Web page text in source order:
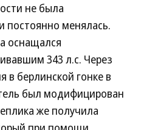
не была
постоянно менялась.
оснащался
343 л.с. Через
в берлинской гонке в
был модифицирован
же получила